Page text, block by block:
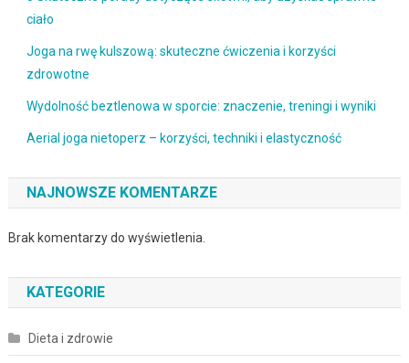
ciało
Joga na rwę kulszową: skuteczne ćwiczenia i korzyści
zdrowotne
Wydolność beztlenowa w sporcie: znaczenie, treningi i wyniki
Aerial joga nietoperz – korzyści, techniki i elastyczność
NAJNOWSZE KOMENTARZE
Brak komentarzy do wyświetlenia.
KATEGORIE
Dieta i zdrowie